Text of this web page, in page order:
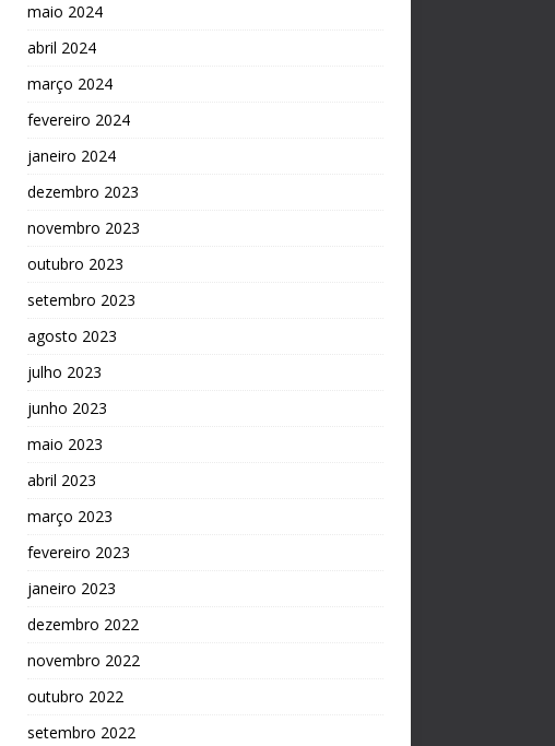
maio 2024
abril 2024
março 2024
fevereiro 2024
janeiro 2024
dezembro 2023
novembro 2023
outubro 2023
setembro 2023
agosto 2023
julho 2023
junho 2023
maio 2023
abril 2023
março 2023
fevereiro 2023
janeiro 2023
dezembro 2022
novembro 2022
outubro 2022
setembro 2022